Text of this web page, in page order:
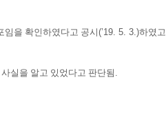
임을 확인하였다고 공시(’19. 5. 3.)하였고
실을 알고 있었다고 판단됨 .